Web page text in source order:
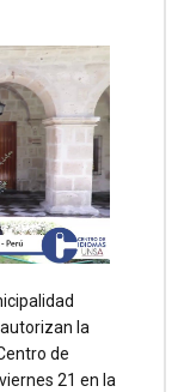
la
de
21 en la